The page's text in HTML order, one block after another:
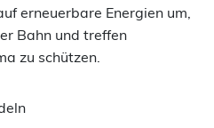
erneuerbare Energien um,
Bahn und treffen
zu schützen.